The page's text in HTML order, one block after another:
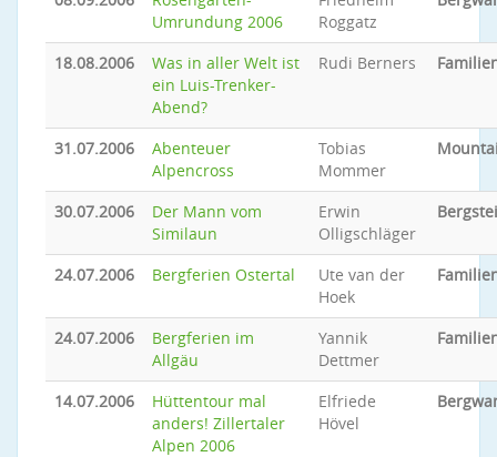
Umrundung 2006
Roggatz
18.08.2006
Was in aller Welt ist
ein Luis-Trenker-
Abend?
Rudi Berners
31.07.2006
Abenteuer
Alpencross
Tobias
Mommer
30.07.2006
Der Mann vom
Similaun
Erwin
Olligschläger
24.07.2006 Bergferien Ostertal
Ute van der
Hoek
24.07.2006
Bergferien im
Allgäu
Yannik
Dettmer
14.07.2006
Hüttentour mal
anders! Zillertaler
Alpen 2006
Elfriede
Hövel